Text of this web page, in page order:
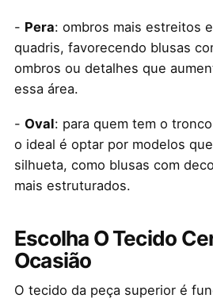
- Pera: ombros mais estreitos
quadris, favorecendo blusas
ombros ou detalhes que
essa área.
- Oval: para quem tem o
o ideal é optar por modelos
silhueta, como blusas com
mais estruturados.
Escolha O Tecido
Ocasião
O tecido da peça superior é